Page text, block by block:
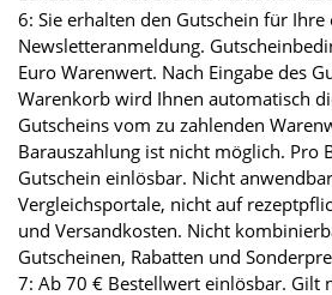
6: Sie erhalten den Gutschein für Ihre
Newsletteranmeldung.
Euro Warenwert. Nach Eingabe des
Warenkorb wird Ihnen automatisch
Gutscheins vom zu zahlenden
Barauszahlung ist nicht möglich. Pro
Gutschein einlösbar. Nicht
Vergleichsportale, nicht auf
und Versandkosten. Nicht
Gutscheinen, Rabatten und
7: Ab 70 € Bestellwert einlösbar. Gilt